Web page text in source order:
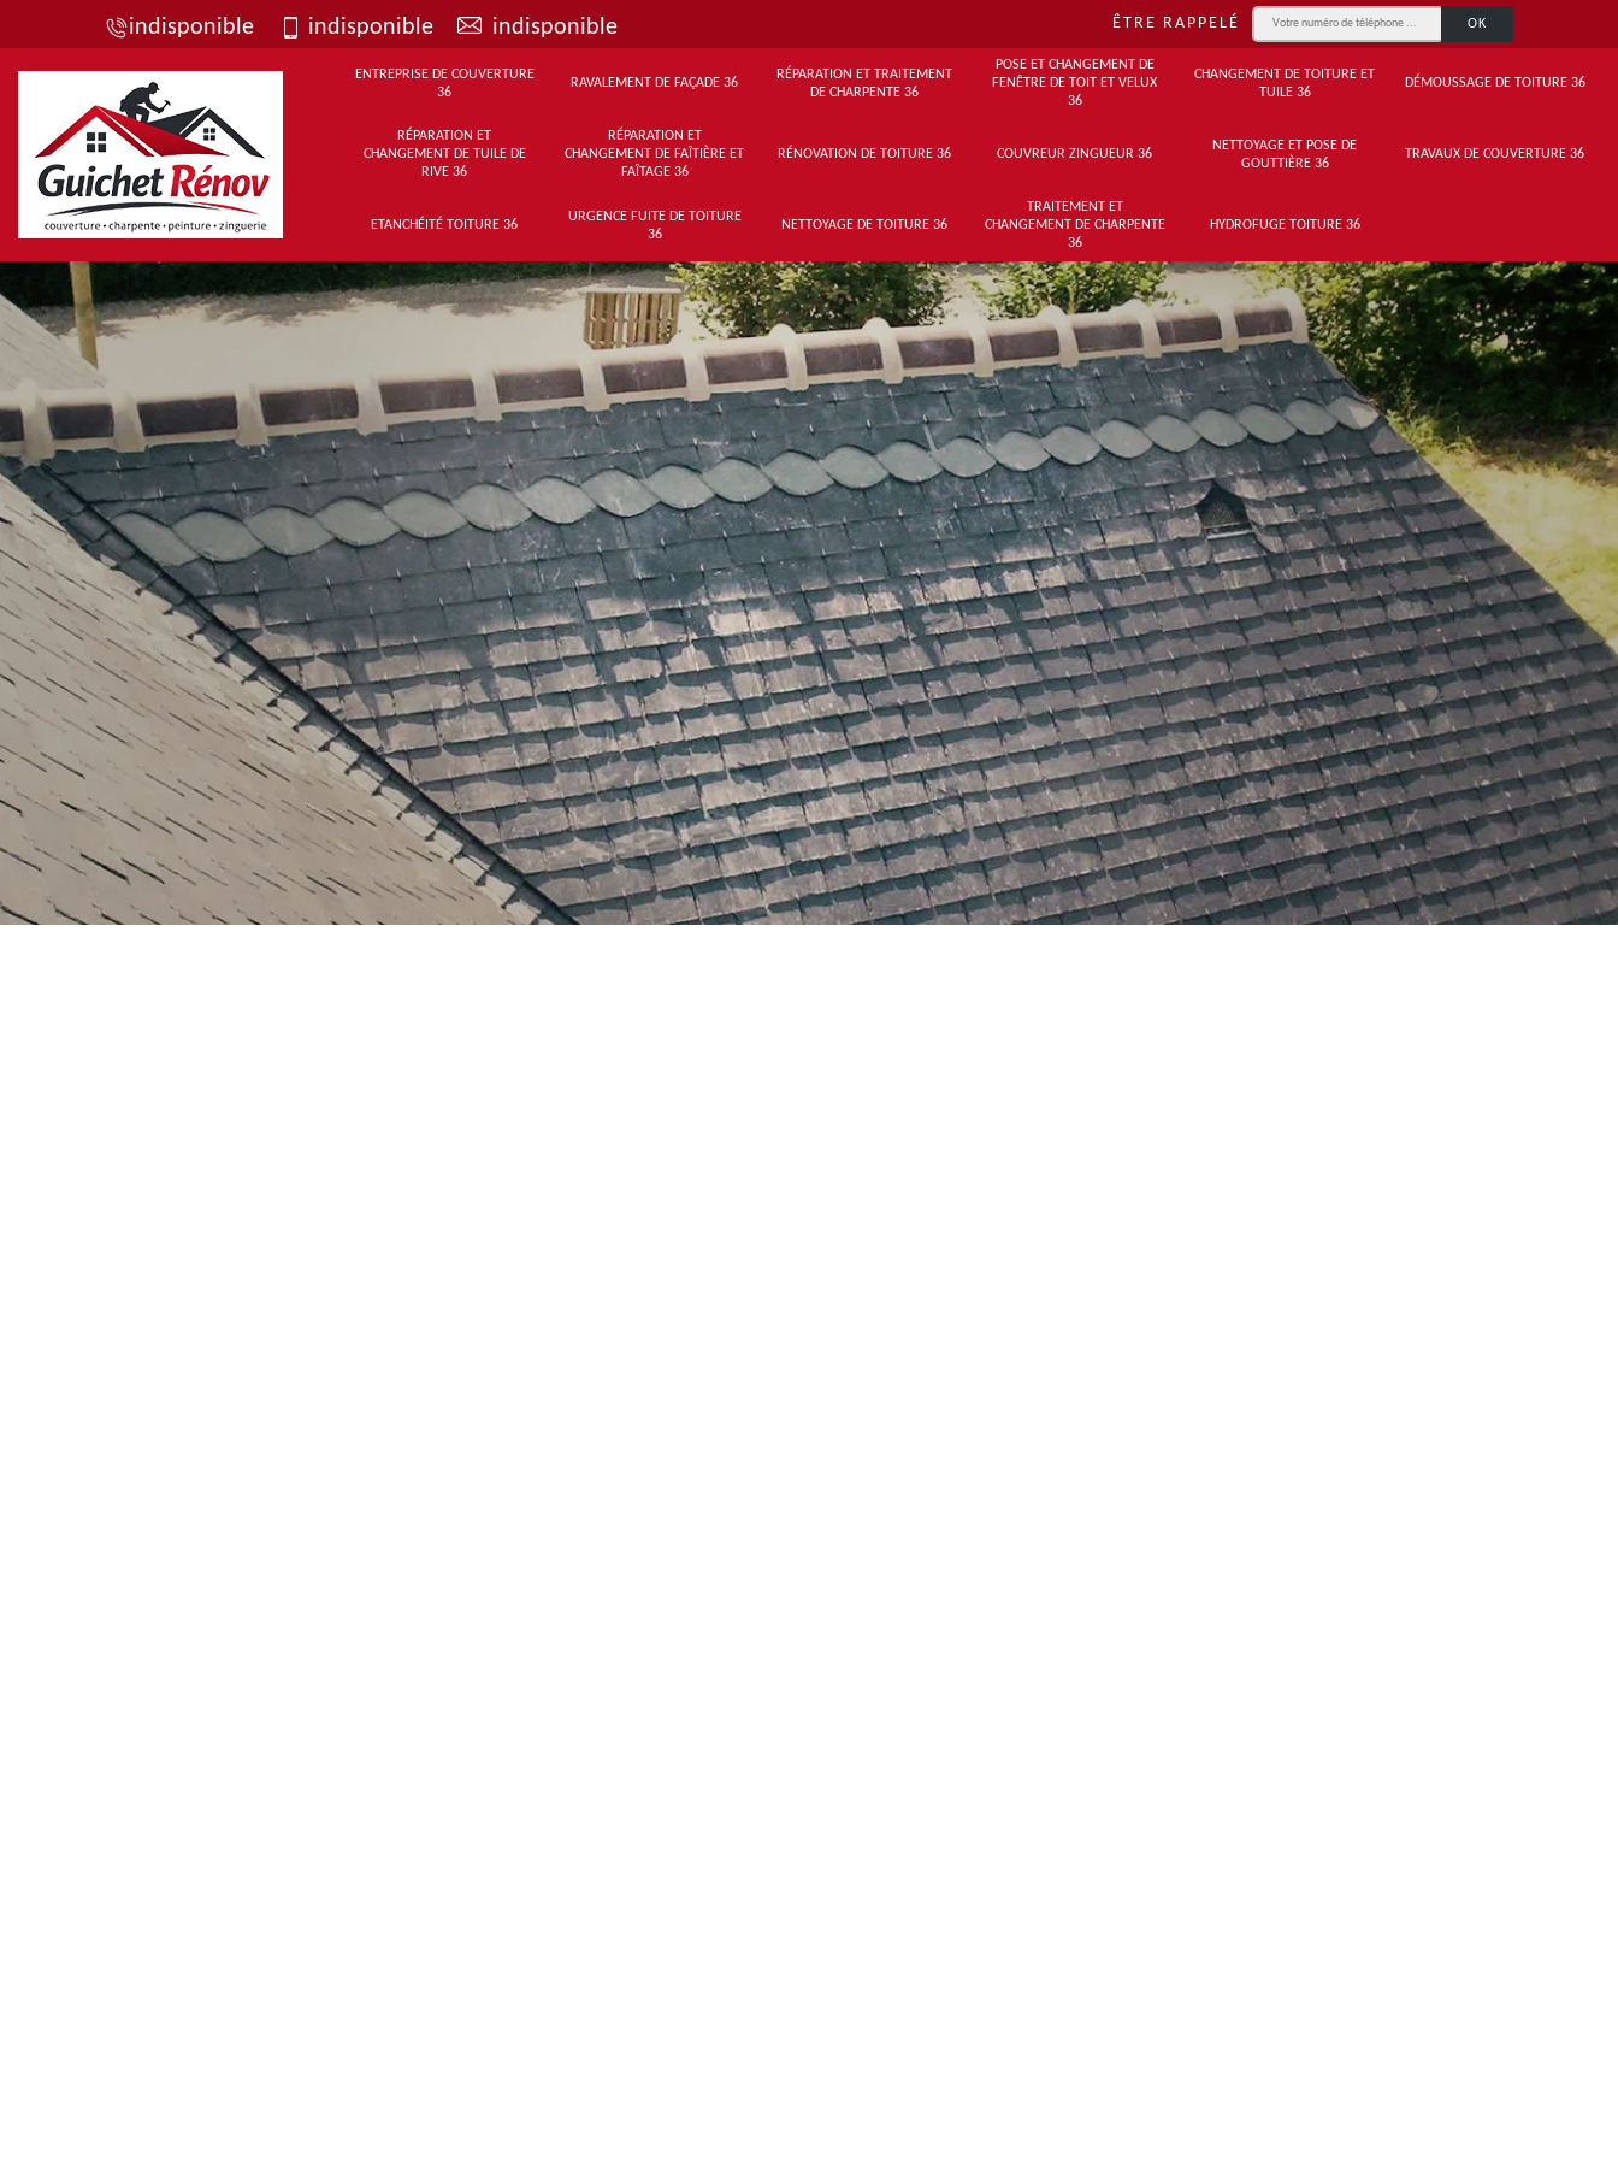
indisponible indisponible indisponible ÊTRE RAPPELÉ
ENTREPRISE DE COUVERTURE
36
RAVALEMENT DE FAÇADE 36
RÉPARATION ET TRAITEMENT
DE CHARPENTE 36
POSE ET CHANGEMENT DE
FENÊTRE DE TOIT ET VELUX
36
CHANGEMENT DE TOITURE ET
TUILE 36
DÉMOUSSAGE DE TOITURE 36
RÉPARATION ET
CHANGEMENT DE TUILE DE
RIVE 36
RÉPARATION ET
CHANGEMENT DE FAÎTIÈRE ET
FAÎTAGE 36
RÉNOVATION DE TOITURE 36 COUVREUR ZINGUEUR 36
NETTOYAGE ET POSE DE
GOUTTIÈRE 36
TRAVAUX DE COUVERTURE 36
ETANCHÉITÉ TOITURE 36
URGENCE FUITE DE TOITURE
36
NETTOYAGE DE TOITURE 36
TRAITEMENT ET
CHANGEMENT DE CHARPENTE
36
HYDROFUGE TOITURE 36